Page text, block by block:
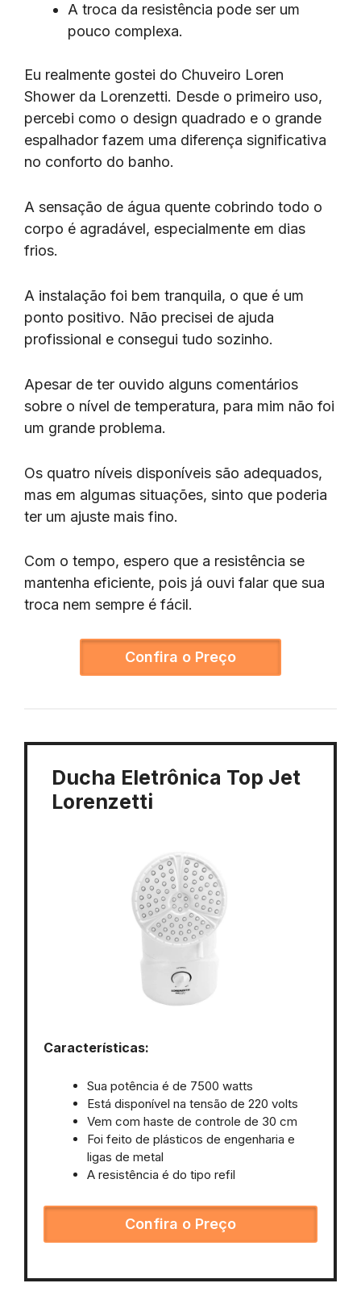
A troca da resistência pode ser um
pouco complexa.
Eu realmente gostei do Chuveiro Loren
Shower da Lorenzetti. Desde o primeiro uso,
percebi como o design quadrado e o grande
espalhador fazem uma diferença significativa
no conforto do banho.
A sensação de água quente cobrindo todo o
corpo é agradável, especialmente em dias
frios.
A instalação foi bem tranquila, o que é um
ponto positivo. Não precisei de ajuda
profissional e consegui tudo sozinho.
Apesar de ter ouvido alguns comentários
sobre o nível de temperatura, para mim não foi
um grande problema.
Os quatro níveis disponíveis são adequados,
mas em algumas situações, sinto que poderia
ter um ajuste mais fino.
Com o tempo, espero que a resistência se
mantenha eficiente, pois já ouvi falar que sua
troca nem sempre é fácil.
Confira o Preço
Ducha Eletrônica Top Jet
Lorenzetti
Características:
Sua potência é de 7500 watts
Está disponível na tensão de 220 volts
Vem com haste de controle de 30 cm
Foi feito de plásticos de engenharia e
ligas de metal
A resistência é do tipo refil
Confira o Preço